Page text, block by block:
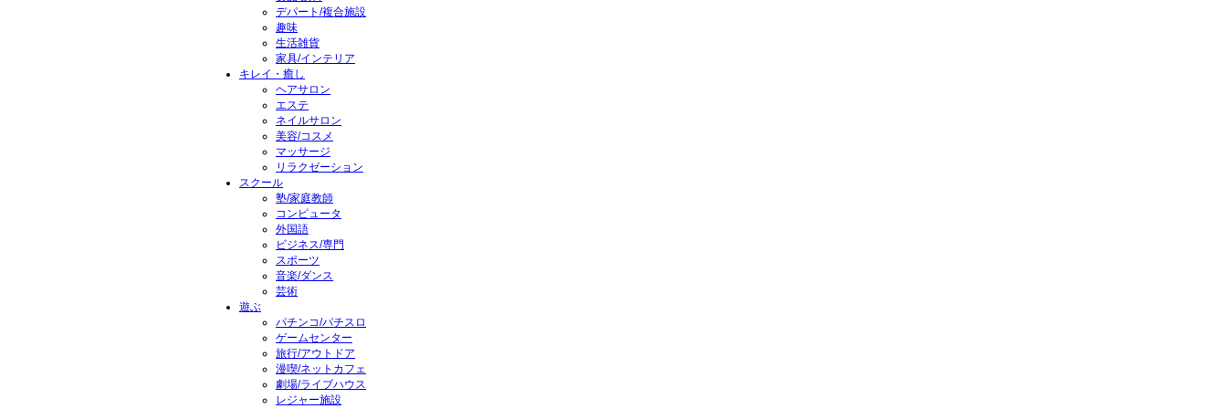
デパート/複合施設
趣味
生活雑貨
家具/インテリア
キレイ・癒し
ヘアサロン
エステ
ネイルサロン
美容/コスメ
マッサージ
リラクゼーション
スクール
塾/家庭教師
コンピュータ
外国語
ビジネス/専門
スポーツ
音楽/ダンス
芸術
遊ぶ
パチンコ/パチスロ
ゲームセンター
旅行/アウトドア
漫喫/ネットカフェ
劇場/ライブハウス
レジャー施設